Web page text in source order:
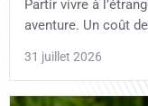
Partir vivre à
aventure. Un coût
31 juillet 2026